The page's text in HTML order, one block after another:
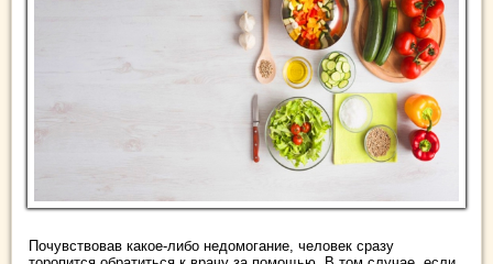
Почувствовав какое-либо недомогание, человек сразу